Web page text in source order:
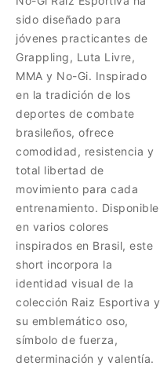
sido diseñado para
jóvenes practicantes de
Grappling, Luta Livre,
MMA y No-Gi. Inspirado
en la tradición de los
deportes de combate
brasileños, ofrece
comodidad, resistencia y
total libertad de
movimiento para cada
entrenamiento. Disponible
en varios colores
inspirados en Brasil, este
short incorpora la
identidad visual de la
colección Raiz Esportiva y
su emblemático oso,
símbolo de fuerza,
determinación y valentía.